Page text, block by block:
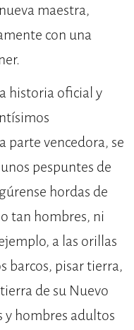
maestra,
con una
historia oficial y
parte vencedora, se
pespuntes de
hordas de
tan hombres, ni
a las orillas
barcos, pisar tierra,
de su Nuevo
y hombres adultos